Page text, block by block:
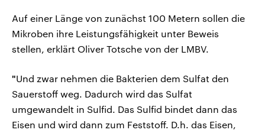
Auf einer Länge von zunächst 100 Metern sollen die
Mikroben ihre Leistungsfähigkeit unter Beweis
stellen, erklärt Oliver Totsche von der LMBV.
"Und zwar nehmen die Bakterien dem Sulfat den
Sauerstoff weg. Dadurch wird das Sulfat
umgewandelt in Sulfid. Das Sulfid bindet dann das
Eisen und wird dann zum Feststoff. D.h. das Eisen,